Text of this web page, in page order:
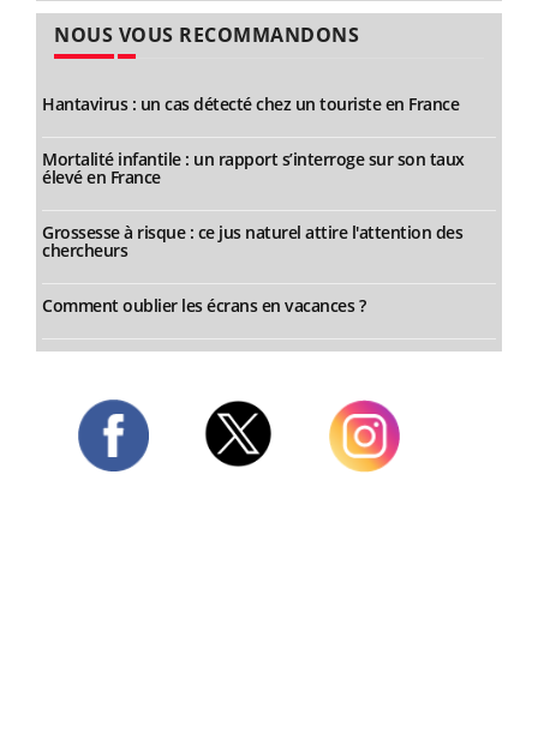
NOUS VOUS RECOMMANDONS
Hantavirus : un cas détecté chez un touriste en France
Mortalité infantile : un rapport s’interroge sur son taux
élevé en France
Grossesse à risque : ce jus naturel attire l'attention des
chercheurs
Comment oublier les écrans en vacances ?